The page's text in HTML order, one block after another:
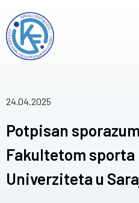
24.04.2025
Potpisan
Fakultetom
Univerziteta u